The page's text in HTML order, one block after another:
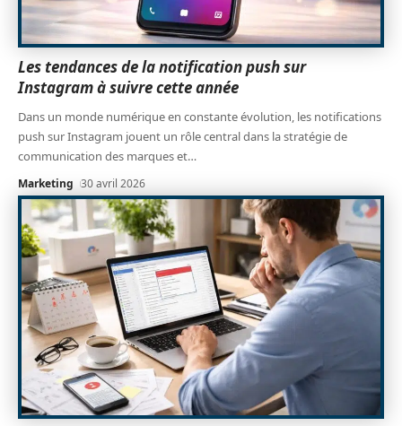
Les tendances de la notification push sur
Instagram à suivre cette année
Dans un monde numérique en constante évolution, les notifications
push sur Instagram jouent un rôle central dans la stratégie de
communication des marques et…
Marketing 30 avril 2026